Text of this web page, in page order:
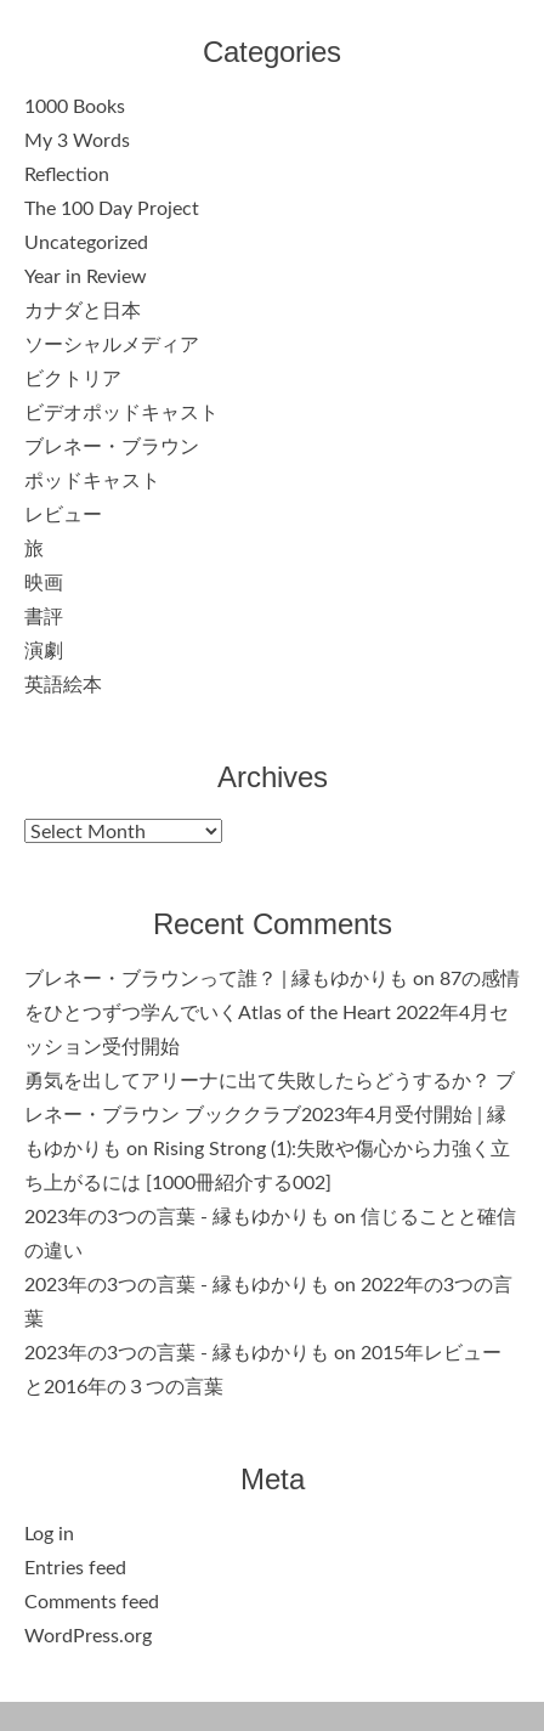
Categories
1000 Books
My 3 Words
Reflection
The 100 Day Project
Uncategorized
Year in Review
カナダと日本
ソーシャルメディア
ビクトリア
ビデオポッドキャスト
ブレネー・ブラウン
ポッドキャスト
レビュー
旅
映画
書評
演劇
英語絵本
Archives
Archives
Recent Comments
ブレネー・ブラウンって誰？ | 縁もゆかりも on 87の感情
をひとつずつ学んでいくAtlas of the Heart 2022年4月セ
ッション受付開始
勇気を出してアリーナに出て失敗したらどうするか？ ブ
レネー・ブラウン ブッククラブ2023年4月受付開始 | 縁
もゆかりも on Rising Strong (1):失敗や傷心から力強く立
ち上がるには [1000冊紹介する002]
2023年の3つの言葉 - 縁もゆかりも on 信じることと確信
の違い
2023年の3つの言葉 - 縁もゆかりも on 2022年の3つの言
葉
2023年の3つの言葉 - 縁もゆかりも on 2015年レビュー
と2016年の３つの言葉
Meta
Log in
Entries feed
Comments feed
WordPress.org